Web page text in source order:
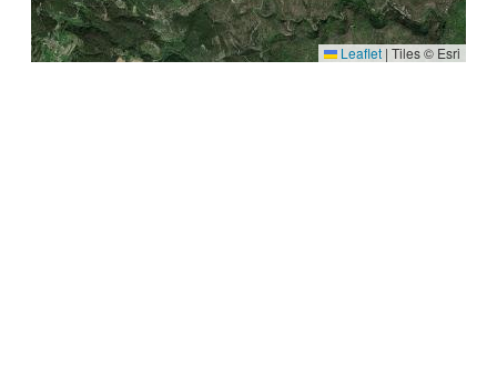
Leaflet | Tiles © Esri